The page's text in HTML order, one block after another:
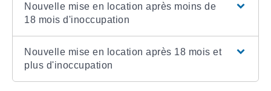
Nouvelle mise en location après moins de
18 mois d'inoccupation
Nouvelle mise en location après 18 mois et
plus d'inoccupation